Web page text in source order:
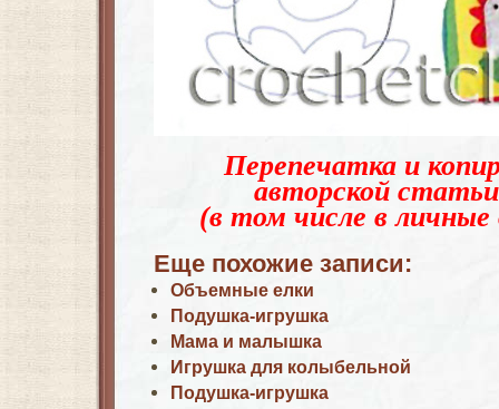
Перепечатка и
авторской
(в том числе в личные
Еще похожие записи:
Объемные елки
Подушка-игрушка
Мама и малышка
Игрушка для колыбельной
Подушка-игрушка